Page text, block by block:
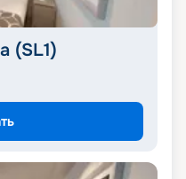
(SL1)